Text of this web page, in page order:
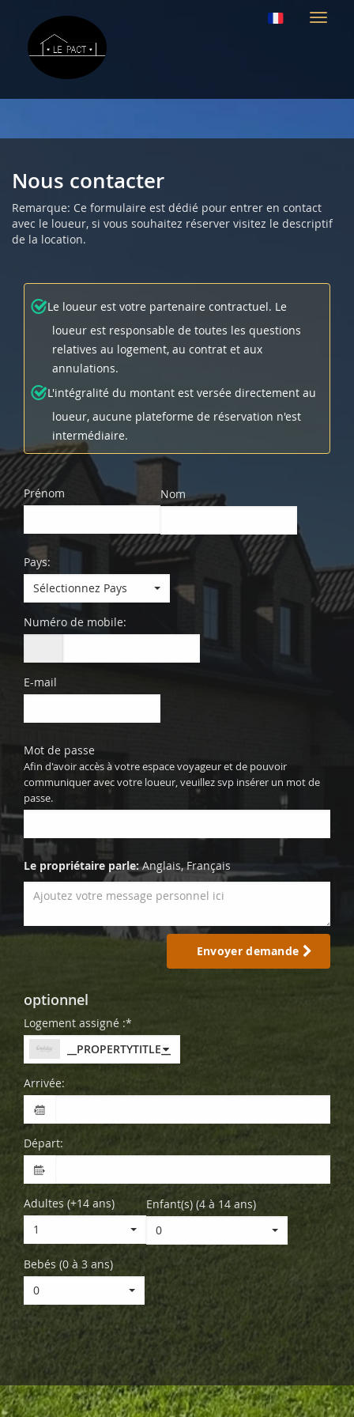
Nous contacter
Remarque: Ce formulaire est dédié pour entrer en contact
avec le loueur, si vous souhaitez réserver visitez le descriptif
de la location.
Le loueur est votre partenaire contractuel. Le
loueur est responsable de toutes les questions
relatives au logement, au contrat et aux
annulations.
L'intégralité du montant est versée directement au
loueur, aucune plateforme de réservation n'est
intermédiaire.
Prénom Nom
Pays:
Sélectionnez Pays
Numéro de mobile:
E-mail
Mot de passe
Afin d'avoir accès à votre espace voyageur et de pouvoir
communiquer avec votre loueur, veuillez svp insérer un mot de
passe.
Le propriétaire parle:Anglais, Français
Envoyer demande
optionnel
Logement assigné :*
__PROPERTYTITLE__
Arrivée:
Départ:
Adultes (+14 ans)
1
Enfant(s) (4 à 14 ans)
0
Bebés (0 à 3 ans)
0